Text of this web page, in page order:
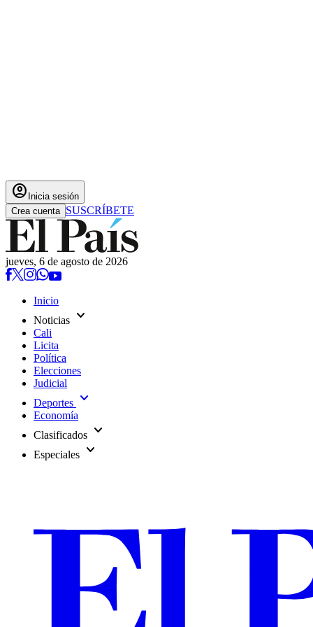
account_circle Inicia sesión
Crea cuenta SUSCRÍBETE
jueves, 6 de agosto de 2026
Inicio
Noticias expand_more
Cali
Licita
Política
Elecciones
Judicial
Deportes expand_more
Economía
Clasificados expand_more
Especiales expand_more